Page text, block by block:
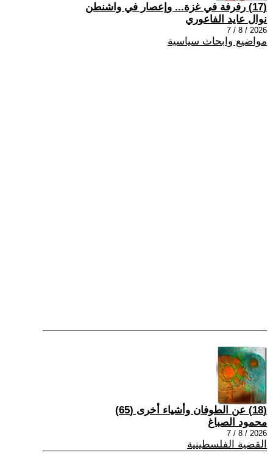
(17) رفرفة في غزة... وإعصار في واشنطن
نوال عايد الفاعوري
2026 / 8 / 7
مواضيع وابحاث سياسية
(18) عن الطوفان وأشياء أخرى (65)
محمود الصباغ
2026 / 8 / 7
القضية الفلسطينية